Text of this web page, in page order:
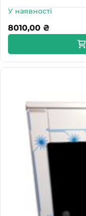
У наявності
8010,00 ₴